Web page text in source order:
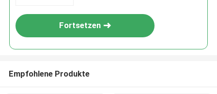
Fortsetzen
Empfohlene Produkte